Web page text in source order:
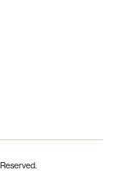
Reserved.